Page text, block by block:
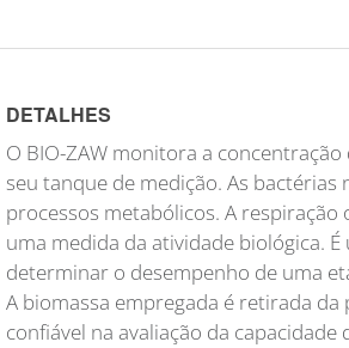
DETALHES
O BIO-ZAW monitora a
seu tanque de medição. As
processos metabólicos. A
uma medida da atividade biológica.
determinar o desempenho de uma
A biomassa empregada é retirada
confiável na avaliação da